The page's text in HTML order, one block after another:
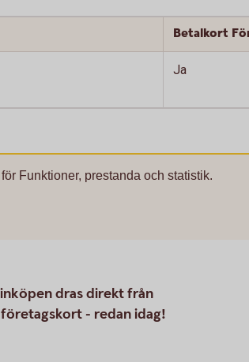
Betalkort
Ja
Funktioner, prestanda och statistik.
dras direkt från
- redan idag!